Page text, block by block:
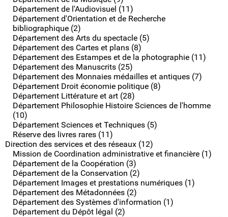
Département de l'Audiovisuel (11)
Département d'Orientation et de Recherche
bibliographique (2)
Département des Arts du spectacle (5)
Département des Cartes et plans (8)
Département des Estampes et de la photographie (11)
Département des Manuscrits (25)
Département des Monnaies médailles et antiques (7)
Département Droit économie politique (8)
Département Littérature et art (28)
Département Philosophie Histoire Sciences de l'homme
(10)
Département Sciences et Techniques (5)
Réserve des livres rares (11)
Direction des services et des réseaux (12)
Mission de Coordination administrative et financière (1)
Département de la Coopération (3)
Département de la Conservation (2)
Département Images et prestations numériques (1)
Département des Métadonnées (2)
Département des Systèmes d'information (1)
Département du Dépôt légal (2)